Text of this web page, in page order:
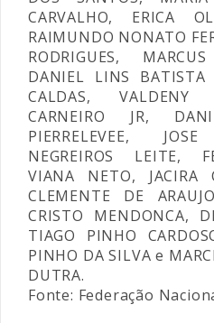
CARVALHO, ERICA
RAIMUNDO NONATO
RODRIGUES,
DANIEL LINS BATISTA
CALDAS, VALDENY
CARNEIRO JR,
PIERRELEVEE,
NEGREIROS LEITE,
VIANA NETO, JACIRA
CLEMENTE DE
CRISTO MENDONCA,
TIAGO PINHO
PINHO DA SILVA e
DUTRA.
Fonte: Federação